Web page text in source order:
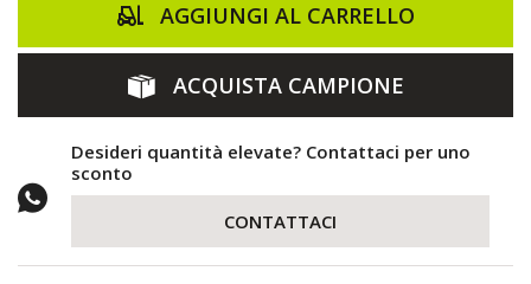
AGGIUNGI AL CARRELLO
ACQUISTA CAMPIONE
Desideri quantità elevate? Contattaci per uno
sconto
CONTATTACI